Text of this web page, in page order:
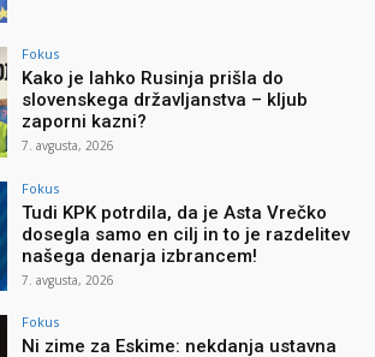
Fokus
Kako je lahko Rusinja prišla do
slovenskega državljanstva – kljub
zaporni kazni?
7. avgusta, 2026
Fokus
Tudi KPK potrdila, da je Asta Vrečko
dosegla samo en cilj in to je razdelitev
našega denarja izbrancem!
7. avgusta, 2026
Fokus
Ni zime za Eskime: nekdanja ustavna